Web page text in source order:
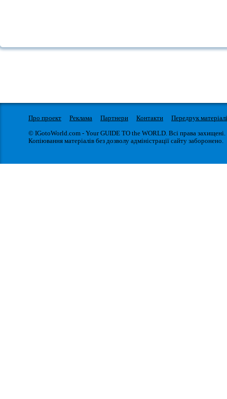
Про проект Реклама Партнери Контакти
Передрук
© IGotoWorld.com - Your GUIDE TO the WORLD. Всі права захищені.
Копіювання матеріалів без дозволу адміністрації сайту заборонено.